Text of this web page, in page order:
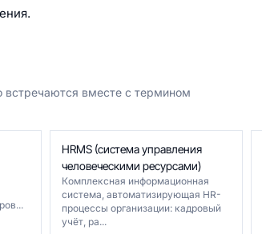
встречаются вместе с термином
HRMS (система управления
человеческими ресурсами)
Комплексная информационная
система, автоматизирующая HR-
процессы организации: кадровый
учёт, ра...